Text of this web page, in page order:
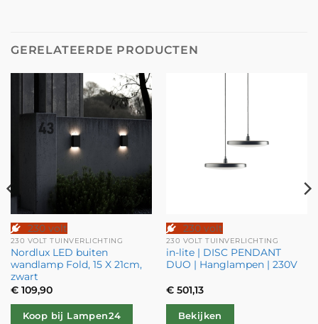
GERELATEERDE PRODUCTEN
230 volt
230 VOLT TUINVERLICHTING
Nordlux LED buiten
wandlamp Fold, 15 X 21cm,
zwart
€109,90
Koop bij Lampen24
230 volt
230 VOLT TUINVERLICHTING
in-lite | DISC PENDANT
DUO | Hanglampen | 230V
€501,13
Bekijken